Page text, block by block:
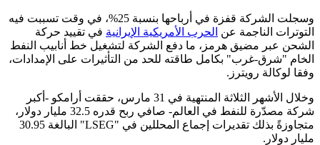
وسجلت الشركة قفزة في أرباحها بنسبة 25%، في وقت تسببت فيه
التوترات الناجمة عن الحرب الأمريكية الإيرانيةفي تقييد حركة
الشحن عبر مضيق هرمز، ما دفع الشركة لتشغيل خط أنابيب النفط
الخام "شرق-غرب" بكامل طاقته للحد من التأثيرات على الإمدادات،
وفقا لوكالة رويترز.
وخلال الأشهر الثلاثة المنتهية في 31 مارس، حققت أرامكو -أكبر
شركة مصدّرة للنفط في العالم- صافي ربح قدره 32.5 مليار دولار،
متجاوزةً بذلك تقديرات إجماع المحللين في "LSEG" البالغة 30.95
مليار دولار.